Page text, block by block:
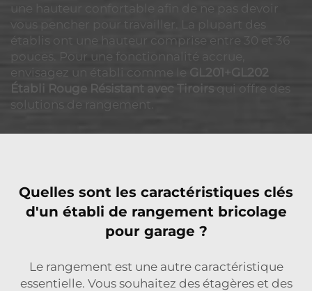
une hauteur confortable afin de ne pas devoir
vous pencher pour travailler. La plupart des
établis ont une hauteur comprise entre 30 et 36
pouces. Pour une fonctionnalité accrue,
envisagez un établi comme le GL201+GL202
Établi Rouge Résistant avec Tiroirs qui offre des
solutions de rangement.
Quelles sont les caractéristiques clés
d'un établi de rangement bricolage
pour garage ?
Le rangement est une autre caractéristique
essentielle. Vous souhaitez des étagères et des